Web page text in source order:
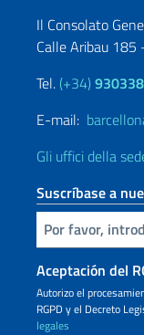
Il Consolato
Calle Aribau
Tel. (+34)
E-mail:
Gli uffici della
Suscríbase a
Inserta tu correo electronico
Aceptación del
Autorizo ​​el
RGPD y el Decreto
legales